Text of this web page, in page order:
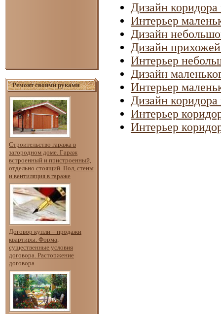
Ремонт своими руками
Строительство гаража в
загородном доме. Гараж
встроенный и пристроенный,
отдельно стоящий. Пол, стены
и вентиляция в гараже
Договор купли – продажи
квартиры. Форма,
существенные условия
договора. Расторжение
договора
Дизайн коридора
Интерьер
Дизайн
Дизайн
Интерьер
Дизайн
Интерьер
Дизайн коридора
Интерьер
Интерьер